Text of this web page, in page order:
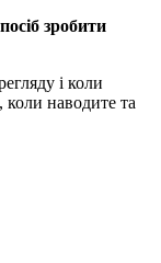
зробити
і коли
наводите та